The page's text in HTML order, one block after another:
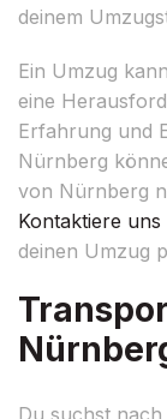
deinem
Ein Umzug
eine
Erfahrung und
Nürnberg
von Nürnberg
Kontaktiere uns
deinen Umzug
Du suchst